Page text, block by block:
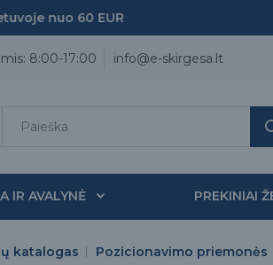
nuo 60 EUR
8:00-17:00 info@e-skirgesa.lt
IR AVALYNĖ PREKINIAI
katalogas Pozicionavimo priemonės